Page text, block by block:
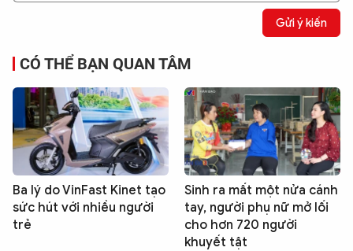
Gửi ý kiến
CÓ THỂ BẠN QUAN TÂM
Ba lý do VinFast Kinet tạo
sức hút với nhiều người
trẻ
Sinh ra mất một nửa cánh
tay, người phụ nữ mở lối
cho hơn 720 người
khuyết tật